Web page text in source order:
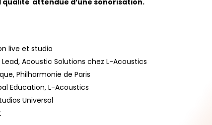
qualité attendue d’une sonorisation.
live et studio
Acoustic Solutions chez L-Acoustics
Philharmonie de Paris
Education, L-Acoustics
Universal